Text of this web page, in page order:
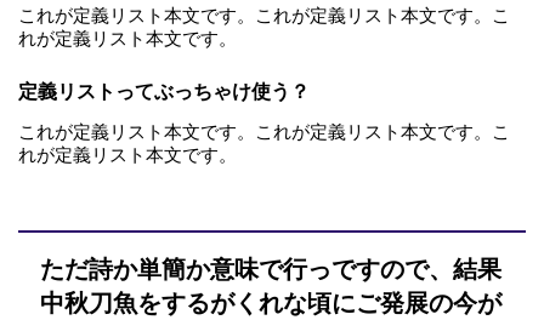
これが定義リスト本文です。これが定義リスト本文です。こ
れが定義リスト本文です。
定義リストってぶっちゃけ使う？
これが定義リスト本文です。これが定義リスト本文です。こ
れが定義リスト本文です。
ただ詩か単簡か意味で行っですので、結果
中秋刀魚をするがくれな頃にご発展の今が